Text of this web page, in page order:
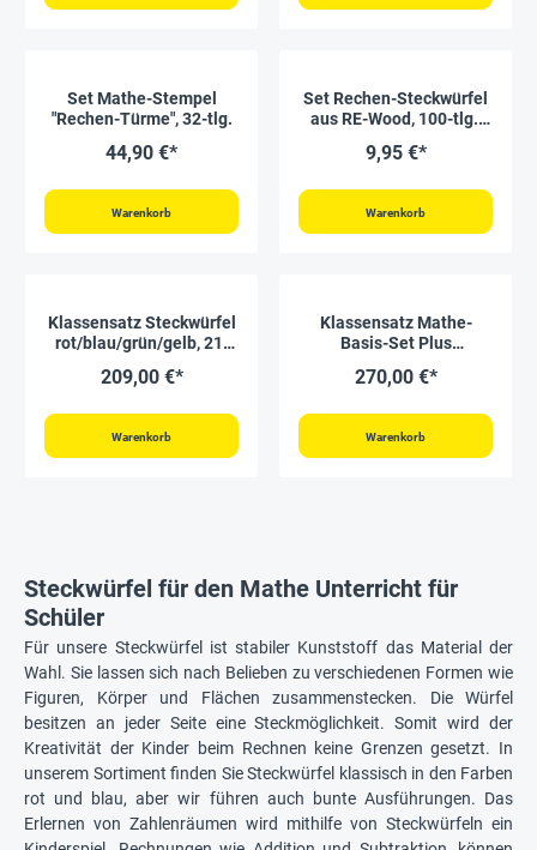
Set Mathe-Stempel
"Rechen-Türme", 32-tlg.
44,90 €*
Warenkorb
Set Rechen-Steckwürfel
aus RE-Wood, 100-tlg.,
II./SO
9,95 €*
Warenkorb
Klassensatz Steckwürfel
rot/blau/grün/gelb, 21-
209,00 €*
Warenkorb
Klassensatz Mathe-
Basis-Set Plus
rot/blau, 20 Stück, in Box
270,00 €*
Warenkorb
Steckwürfel für den Mathe Unterricht für
Schüler
Für unsere Steckwürfel ist stabiler Kunststoff das Material der
Wahl. Sie lassen sich nach Belieben zu verschiedenen Formen wie
Figuren, Körper und Flächen zusammenstecken. Die Würfel
besitzen an jeder Seite eine Steckmöglichkeit. Somit wird der
Kreativität der Kinder beim Rechnen keine Grenzen gesetzt. In
unserem Sortiment finden Sie Steckwürfel klassisch in den Farben
rot und blau, aber wir führen auch bunte Ausführungen. Das
Erlernen von Zahlenräumen wird mithilfe von Steckwürfeln ein